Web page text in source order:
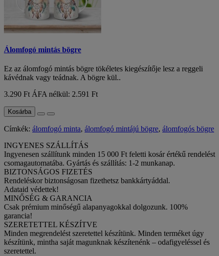
Álomfogó mintás bögre
Ez az álomfogó mintás bögre tökéletes kiegészítője lesz a reggeli
kávédnak vagy teádnak. A bögre kül..
3.290 Ft ÁFA nélkül: 2.591 Ft
Kosárba
Címkék: álomfogó minta, álomfogó mintájú bögre, álomfogós bögre
INGYENES SZÁLLÍTÁS
Ingyenesen szállítunk minden 15 000 Ft feletti kosár értékű rendelést
csomagautomatába. Gyártás és szállítás: 1-2 munkanap.
BIZTONSÁGOS FIZETÉS
Rendeléskor biztonságosan fizethetsz bankkártyáddal.
Adataid védettek!
MINŐSÉG & GARANCIA
Csak prémium minőségű alapanyagokkal dolgozunk. 100%
garancia!
SZERETETTEL KÉSZÍTVE
Minden megrendelést szeretettel készítünk. Minden terméket úgy
készítünk, mintha saját magunknak készítenénk – odafigyeléssel és
szeretettel.